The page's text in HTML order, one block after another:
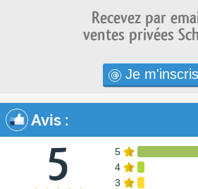
Recevez par
ventes privées
Je
Avis :
5 5
4
3